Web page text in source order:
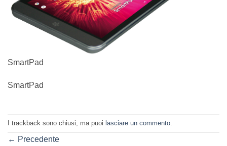
SmartPad
SmartPad
I trackback sono chiusi, ma puoi lasciare un commento
← Precedente